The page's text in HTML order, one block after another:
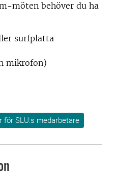
möten behöver du ha
surfplatta
mikrofon)
för SLU:s medarbetare